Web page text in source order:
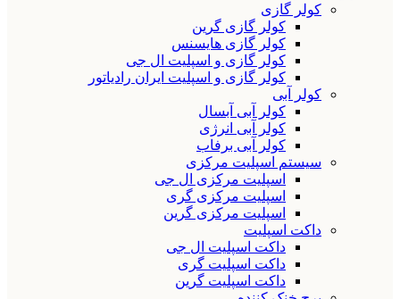
کولر گازی
کولر گازی گرین
کولر گازی هایسنس
کولر گازی و اسپلیت ال جی
کولر گازی و اسپلیت ایران رادیاتور
کولر آبی
کولر آبی آبسال
کولر آبی انرژی
کولر آبی برفاب
سیستم اسپلیت مرکزی
اسپلیت مرکزی ال جی
اسپلیت مرکزی گری
اسپلیت مرکزی گرین
داکت اسپلیت
داکت اسپلیت ال جی
داکت اسپلیت گری
داکت اسپلیت گرین